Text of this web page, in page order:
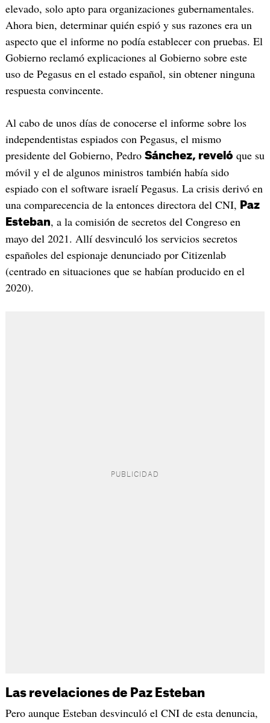
elevado, solo apto para organizaciones gubernamentales.
Ahora bien, determinar quién espió y sus razones era un
aspecto que el informe no podía establecer con pruebas. El
Gobierno reclamó explicaciones al Gobierno sobre este
uso de Pegasus en el estado español, sin obtener ninguna
respuesta convincente.
Al cabo de unos días de conocerse el informe sobre los
independentistas espiados con Pegasus, el mismo
presidente del Gobierno, Pedro Sánchez, reveló que su
móvil y el de algunos ministros también había sido
espiado con el software israelí Pegasus. La crisis derivó en
una comparecencia de la entonces directora del CNI,
Paz
Esteban, a la comisión de secretos del Congreso en
mayo del 2021. Allí desvinculó los servicios secretos
españoles del espionaje denunciado por Citizenlab
(centrado en situaciones que se habían producido en el
2020).
Las revelaciones de Paz Esteban
Pero aunque Esteban desvinculó el CNI de esta denuncia,